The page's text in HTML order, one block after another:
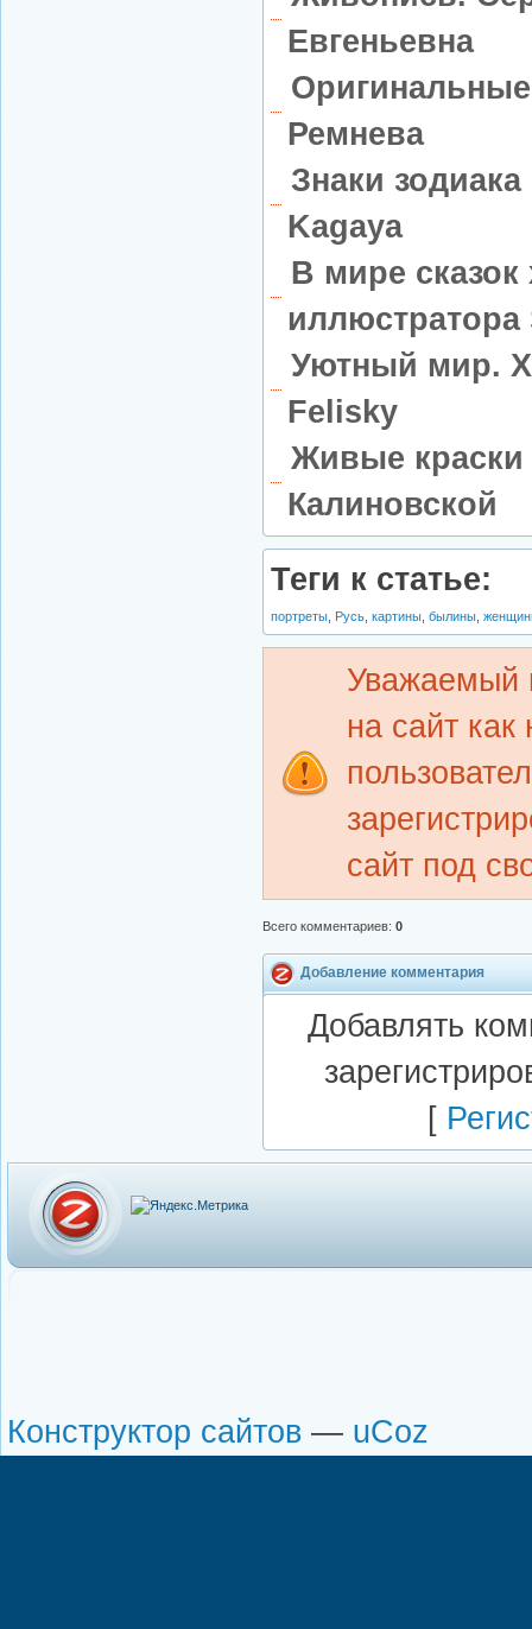
Евгеньевна
Ремнева
Знаки
Kagaya
В мире сказок
Уютный мир.
Felisky
Живые краски
Калиновской
Теги к статье:
портреты Русь картины былины
Уважаемый
на сайт как
сайт под
Всего комментариев: 0
Добавление комментария
Добавлять
[
Конструктор сайтов — uCoz